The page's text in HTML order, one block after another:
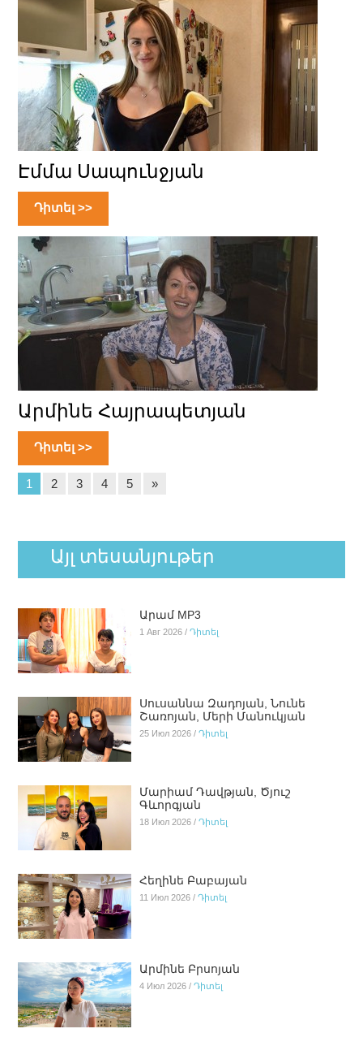
Էմմա Սապունջյան
Դիտել >>
Արմինե Հայրապետյան
Դիտել >>
1 2 3 4 5 »
Այլ տեսանյութեր
Արամ MP3
1 Авг 2026 /Դիտել
Սուսաննա Զադոյան, Նունե
Շառոյան, Մերի Մանուկյան
25 Июл 2026 /Դիտել
Մարիամ Դավթյան, Ծյուշ
Գևորգյան
18 Июл 2026 /Դիտել
Հեղինե Բաբայան
11 Июл 2026 /Դիտել
Արմինե Բրսոյան
4 Июл 2026 /Դիտել